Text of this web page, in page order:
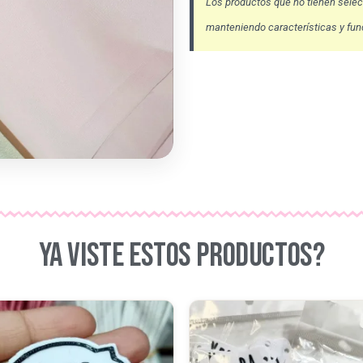
manteniendo características y
YA VISTE ESTOS PRODUCTOS?